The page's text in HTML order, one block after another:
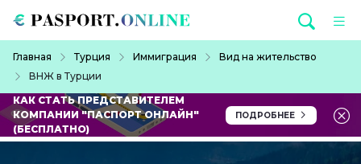
Главная Турция Иммиграция
Вид на жительство
ВНЖ в Турции
КАК СТАТЬ ПРЕДСТАВИТЕЛЕМ
КОМПАНИИ "ПАСПОРТ ОНЛАЙН"
(БЕСПЛАТНО)
ПОДРОБНЕЕ